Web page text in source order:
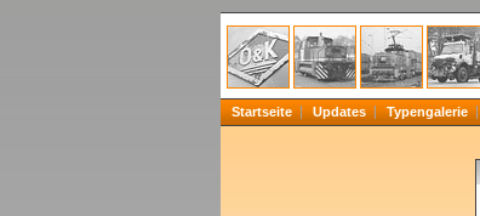
Startseite Updates Typengalerie